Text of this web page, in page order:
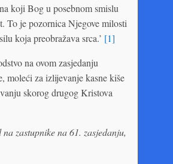
koji Bog u posebnom smislu
To je pozornica Njegove milosti
koja preobražava srca.’ [1]
na ovom zasjedanju
moleći za izlijevanje kasne kiše
skorog drugog Kristova
zastupnike na 61. zasjedanju,